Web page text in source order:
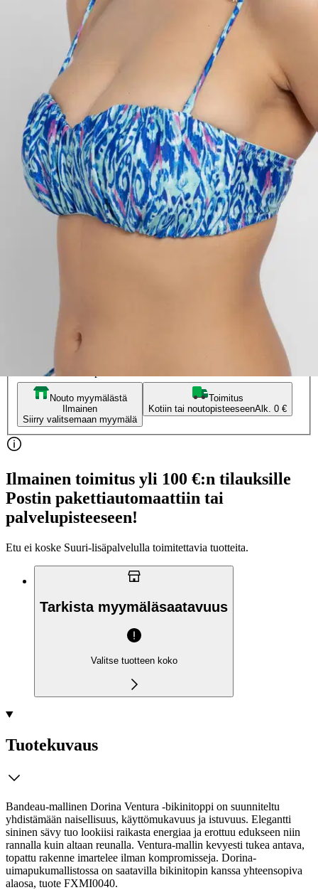
Ventura FXBU0016
20,32 €
Asiakasomistajahinta
Hinta ilman S-Etukorttia: 23,90 €
Verkkokaupan hinta
Valittu väri:BLUE PRINT
BLUE PRINT
Valitse toimitustapa
Nouto myymälästä
Ilmainen
Siirry valitsemaan myymälä
Toimitus
Kotiin tai noutopisteeseenAlk. 0 €
Ilmainen toimitus yli 100 €:n tilauksille
Postin pakettiautomaattiin tai
palvelupisteeseen!
Etu ei koske Suuri‑lisäpalvelulla toimitettavia tuotteita.
Tarkista myymäläsaatavuus
Valitse tuotteen koko
Tuotekuvaus
Bandeau-mallinen Dorina Ventura ‑bikinitoppi on suunniteltu
yhdistämään naisellisuus, käyttömukavuus ja istuvuus. Elegantti
sininen sävy tuo lookiisi raikasta energiaa ja erottuu edukseen niin
rannalla kuin altaan reunalla. Ventura-mallin kevyesti tukea antava,
topattu rakenne imartelee ilman kompromisseja. Dorina-
uimapukumallistossa on saatavilla bikinitopin kanssa yhteensopiva
alaosa, tuote FXMI0040.